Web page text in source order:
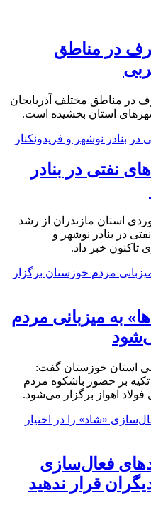
در مناطق
در مناطق مختلف آذربایجان
استان بخشیده است.
نفتی در بنادر
استان مازندران از رشد
در بنادر نوشهر و
تاکنون خبر داد.
به میزبانی مردم
استان خوزستان گفت:
بر حضور باشکوه مردم
اهواز برگزار می‌شود.
فعال‌سازی
قرار ندهید